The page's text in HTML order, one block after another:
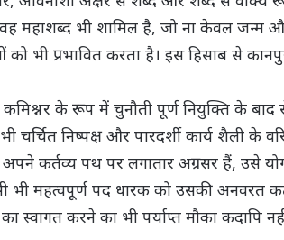
वह महाशब्द भी शामिल है, जो ना केवल
भी प्रभावित करता है। इस हिसाब से
के रूप में चुनौती पूर्ण नियुक्ति के बाद
चर्चित निष्पक्ष और पारदर्शी कार्य शैली
अपने कर्तव्य पथ पर लगातार अग्रसर हैं, उसे
भी महत्वपूर्ण पद धारक को उसकी अनवरत
स्वागत करने का भी पर्याप्त मौका कदापि